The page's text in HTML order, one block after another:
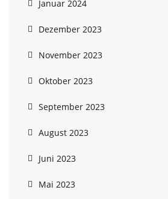
Januar 2024
Dezember 2023
November 2023
Oktober 2023
September 2023
August 2023
Juni 2023
Mai 2023